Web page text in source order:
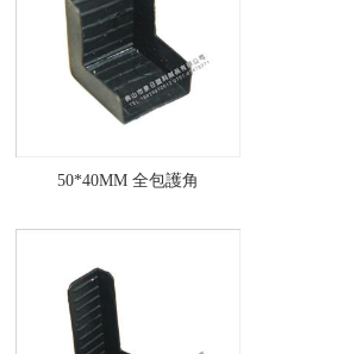
50*40MM 全包護角